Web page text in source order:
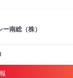
南総（株）